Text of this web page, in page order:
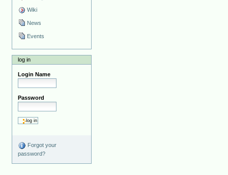
Wiki
News
Events
log in
Login Name
Password
Forgot your
password?